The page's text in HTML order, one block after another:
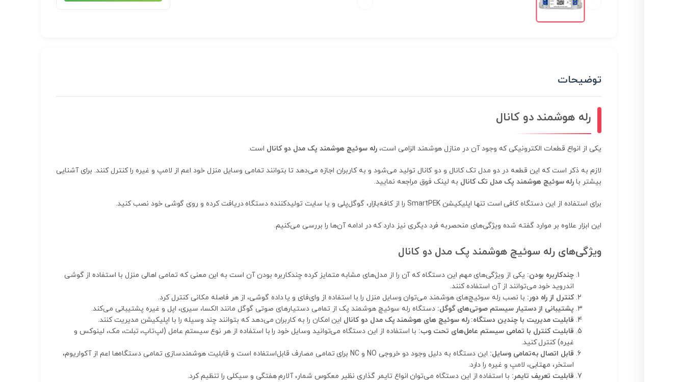
توضیحات
رله هوشمند دو کانال
یکی از انواع قطعات الکترونیکی که وجود آن در منازل هوشمند الزامی است، رله سوئیچ هوشمند پک مدل دو کانال است.
لازم به ذکر است که این قطعه در دو مدل تک کانال و دو کانال تولید می‌شود و به کاربران اجازه می‌دهد تا بتوانند تمامی وسایل منزل خود اعم از لامپ و غیره را کنترل کنند. برای آشنایی
بیشتر با رله سوئیچ هوشمند پک مدل تک کانال به لینک فوق مراجعه نمایید.
برای استفاده از این دستگاه کافی است تنها اپلیکیشن SmartPEK را از کافه‌بازار، گوگل‌پلی و یا سایت تولیدکننده دستگاه دریافت کرده و روی گوشی خود نصب کنید.
این ابزار علاوه بر موارد گفته شده ویژگی‌های منحصربه‌ فرد دیگری نیز دارد که در ادامه آن‌ها را بررسی می‌کنیم.
ویژگی‌های رله سوئیچ هوشمند پک مدل دو کانال
چندکاربره بودن: یکی از ویژگی‌های مهم این دستگاه که آن را از مدل‌های مشابه متمایز کرده چندکاربره بودن آن است به این معنی که تمامی اهالی منزل با استفاده از گوشی
اندروید خود می‌توانند از آن استفاده کنند.
کنترل از راه دور: با نصب رله سوئیچ‌های هوشمند می‌توان وسایل منزل را با استفاده از وای‌فای و یا داده گوشی، از هر فاصله مکانی کنترل کرد.
پشتیبانی از دستیار سیستم صوتی‌های گوگل: دستگاه رله سوئیچ هوشمند پک از تمامی دستیارهای صوتی گوگل مانند الکسا، سیری، اپل و غیره پشتیبانی می‌کند.
قابلیت مدیریت با چندین دستگاه: رله سوئیچ های هوشمند پک مدل دو کانال این امکان را به کاربران می‌دهد که بتوانند چند وسیله را با اپلیکیشن مدیریت کنند.
قابلیت کنترل با تمامی سیستم عامل‌های تحت وب: با استفاده از این دستگاه می‌توانید وسایل خود را با استفاده از هر نوع سیستم عامل (لپ‌تاپ، تبلت، مک، لینوکس و
غیره) کنترل کنید.
قابل اتصال به‌تمامی وسایل:
این دستگاه به دلیل وجود دو خروجی NO و NC برای تمامی مصارف قابل‌استفاده است و قابلیت هوشمندسازی تمامی دستگاه‌ها اعم از آکواریوم،
استخر، مهتابی، لامپ و غیره را دارد.
قابلیت تعریف تایمر: با استفاده از این دستگاه می‌توان انواع تایمر گذاری نظیر معکوس شمار، آلارم هفتگی و سیکلی را تنظیم کرد.